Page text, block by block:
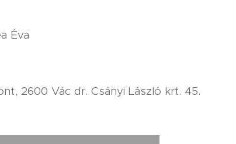
Éva
2600 Vác dr. Csányi László krt. 45.